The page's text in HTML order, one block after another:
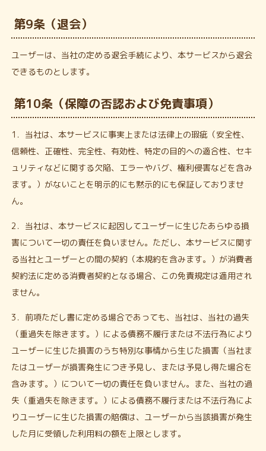
第9条（退会）
ユーザーは、当社の定める退会手続により、本サービスから退会
できるものとします。
第10条（保障の否認および免責事項）
1．当社は、本サービスに事実上または法律上の瑕疵（安全性、
信頼性、正確性、完全性、有効性、特定の目的への適合性、セキ
ュリティなどに関する欠陥、エラーやバグ、権利侵害などを含み
ます。）がないことを明示的にも黙示的にも保証しておりませ
ん。
2．当社は、本サービスに起因してユーザーに生じたあらゆる損
害について一切の責任を負いません。ただし、本サービスに関す
る当社とユーザーとの間の契約（本規約を含みます。）が消費者
契約法に定める消費者契約となる場合、この免責規定は適用され
ません。
3．前項ただし書に定める場合であっても、当社は、当社の過失
（重過失を除きます。）による債務不履行または不法行為により
ユーザーに生じた損害のうち特別な事情から生じた損害（当社ま
たはユーザーが損害発生につき予見し、または予見し得た場合を
含みます。）について一切の責任を負いません。また、当社の過
失（重過失を除きます。）による債務不履行または不法行為によ
りユーザーに生じた損害の賠償は、ユーザーから当該損害が発生
した月に受領した利用料の額を上限とします。